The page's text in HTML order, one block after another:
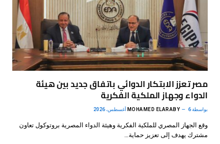
مصر تعزز الابتكار الدوائي باتفاق جديد بين هيئة
الدواء وجهاز الملكية الفكرية
بواسطة MOHAMED ELARABY 6 أغسطس، 2026
وقع الجهاز المصري للملكية الفكرية وهيئة الدواء المصرية بروتوكول تعاون
مشترك يهدف إلى تعزيز حماية…